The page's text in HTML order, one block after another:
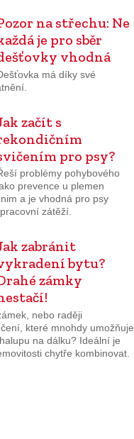
na střechu: Ne
je pro sběr
vhodná
má díky své
začít s
pro psy?
problémy pohybového
prevence u plemen
a je vhodná pro psy
zátěží.
zabránit
bytu?
zámky
nebo raději
které mnohdy umožňuje
na dálku? Ideální je
chytře kombinovat.